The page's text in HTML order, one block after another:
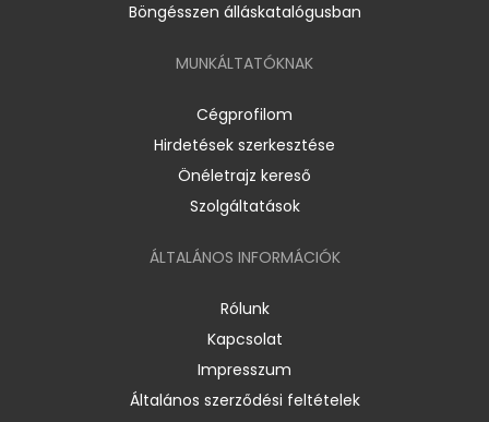
Böngésszen álláskatalógusban
MUNKÁLTATÓKNAK
Cégprofilom
Hirdetések szerkesztése
Önéletrajz kereső
Szolgáltatások
ÁLTALÁNOS INFORMÁCIÓK
Rólunk
Kapcsolat
Impresszum
Általános szerződési feltételek